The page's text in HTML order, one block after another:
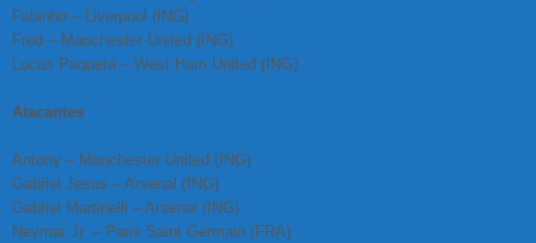
Fabinho – Liverpool (ING)
Fred – Manchester United (ING)
Lucas Paquetá – West Ham United (ING)
Atacantes
Antony – Manchester United (ING)
Gabriel Jesus – Arsenal (ING)
Gabriel Martinelli – Arsenal (ING)
Neymar Jr. – Paris Saint Germain (FRA)